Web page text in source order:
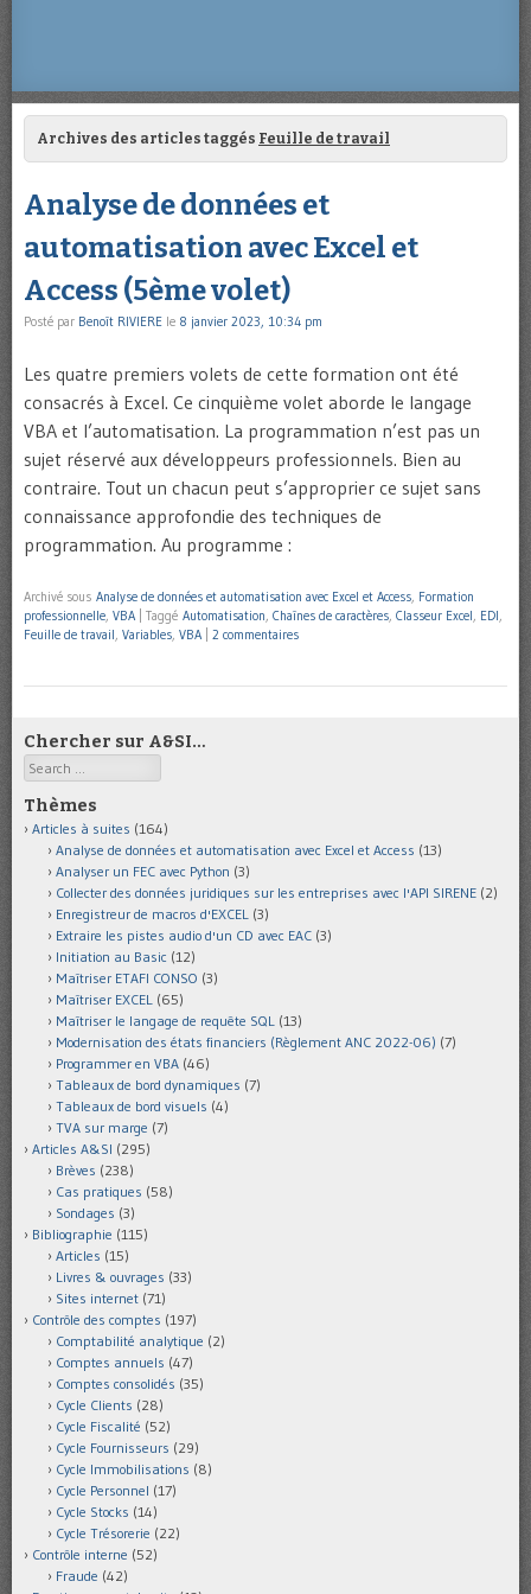
Archives des articles taggés Feuille de travail
Analyse de données et
automatisation avec Excel et
Access (5ème volet)
Posté par Benoît RIVIERE le 8 janvier 2023, 10:34 pm
Les quatre premiers volets de cette formation ont été
consacrés à Excel. Ce cinquième volet aborde le langage
VBA et l’automatisation. La programmation n’est pas un
sujet réservé aux développeurs professionnels. Bien au
contraire. Tout un chacun peut s’approprier ce sujet sans
connaissance approfondie des techniques de
programmation. Au programme :
Archivé sous Analyse de données et automatisation avec Excel et Access, Formation
professionnelle, VBA Taggé Automatisation, Chaînes de caractères, Classeur Excel, EDI,
Feuille de travail, Variables, VBA 2 commentaires
Chercher sur A&SI…
Search
Thèmes
Articles à suites (164)
Analyse de données et automatisation avec Excel et Access (13)
Analyser un FEC avec Python (3)
Collecter des données juridiques sur les entreprises avec l'API SIRENE (2)
Enregistreur de macros d'EXCEL (3)
Extraire les pistes audio d'un CD avec EAC (3)
Initiation au Basic (12)
Maîtriser ETAFI CONSO (3)
Maîtriser EXCEL (65)
Maîtriser le langage de requête SQL (13)
Modernisation des états financiers (Règlement ANC 2022-06) (7)
Programmer en VBA (46)
Tableaux de bord dynamiques (7)
Tableaux de bord visuels (4)
TVA sur marge (7)
Articles A&SI (295)
Brèves (238)
Cas pratiques (58)
Sondages (3)
Bibliographie (115)
Articles (15)
Livres & ouvrages (33)
Sites internet (71)
Contrôle des comptes (197)
Comptabilité analytique (2)
Comptes annuels (47)
Comptes consolidés (35)
Cycle Clients (28)
Cycle Fiscalité (52)
Cycle Fournisseurs (29)
Cycle Immobilisations (8)
Cycle Personnel (17)
Cycle Stocks (14)
Cycle Trésorerie (22)
Contrôle interne (52)
Fraude (42)